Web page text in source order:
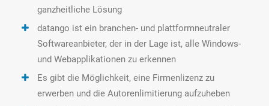
ganzheitliche Lösung
datango ist ein branchen- und plattformneutraler
Softwareanbieter, der in der Lage ist, alle Windows-
und Webapplikationen zu erkennen
Es gibt die Möglichkeit, eine Firmenlizenz zu
erwerben und die Autorenlimitierung aufzuheben